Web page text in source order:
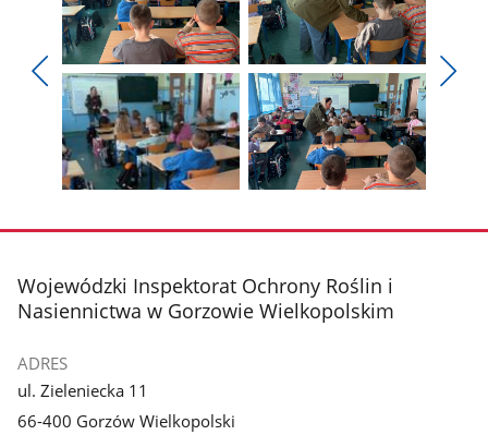
Pokaż
poprzednie
zdjęcia
Pokaż
zdjęcie
1
z
galerii.
Pokaż
zdjęcie
2
z
galerii.
zdjęcie
galerii.
zdjęcie
galerii.
stopka
Wojewódzki Inspektorat Ochrony Roślin i
Nasiennictwa w Gorzowie Wielkopolskim
ADRES
ul. Zieleniecka 11
66-400 Gorzów Wielkopolski